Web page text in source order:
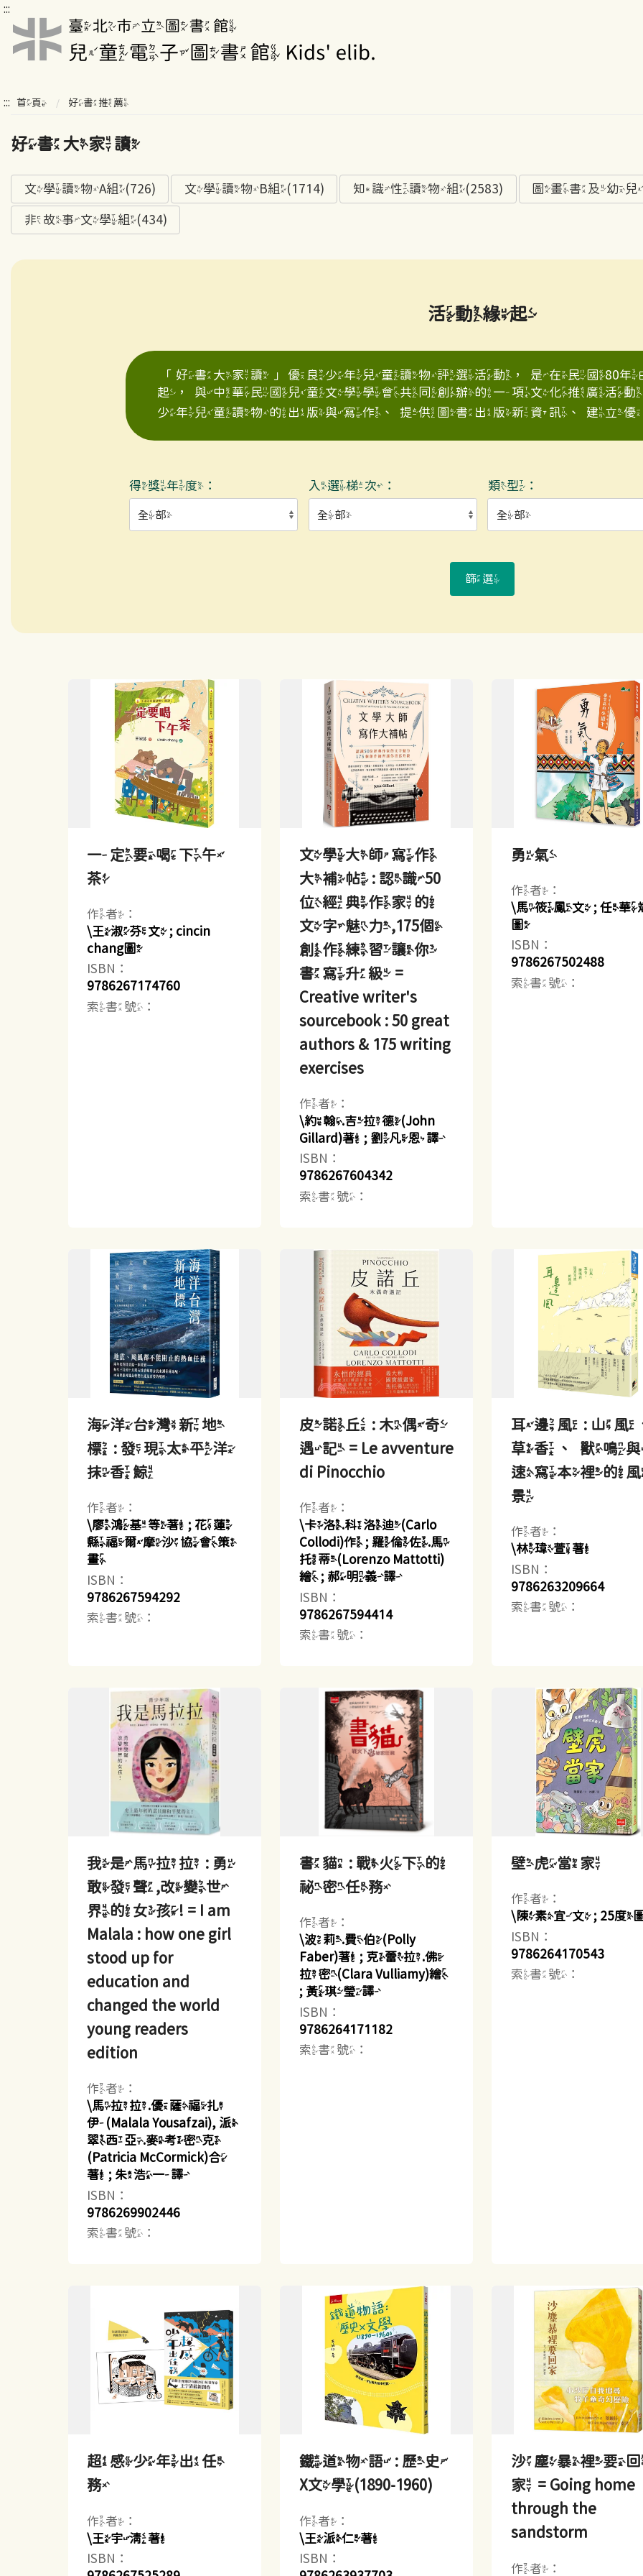
:::
::: 首頁 好書推薦
好書大家讀
文學讀物A組(726) 文學讀物B組(1714) 知識性讀物組(2583) 圖畫書及幼兒
非故事文學組(434)
活動緣起
「好書大家讀」優良少年兒童讀物評選活動，是在民國80
起，與中華民國兒童文學學會共同創辦的一項文化推廣活
少年兒童讀物的出版與寫作、提供圖書出版新資訊、建立優
得獎年度： 入選梯次： 類型：
篩選
一定要喝下午
茶
作者：
\王淑芬文 ; cincin
chang圖
ISBN：
9786267174760
索書號：
文學大師寫作
大補帖 : 認識50
位經典作家的
文字魅力,175個
創作練習讓你
書寫升級 =
Creative writer's
sourcebook : 50 great
authors & 175 writing
exercises
作者：
\約翰.吉拉德(John
Gillard)著 ; 劉凡恩譯
ISBN：
9786267604342
索書號：
勇氣
作者：
\馬筱鳳文 ; 任華
圖
ISBN：
9786267502488
索書號：
海洋台灣新地
標 : 發現太平洋
抹香鯨
作者：
\廖鴻基等著 ; 花蓮
縣福爾摩沙協會策
畫
ISBN：
9786267594292
索書號：
皮諾丘 : 木偶奇
遇記 = Le avventure
di Pinocchio
作者：
\卡洛.科洛迪(Carlo
Collodi)作 ; 羅倫佐.馬
托蒂(Lorenzo Mattotti)
繪 ; 郝明義譯
ISBN：
9786267594414
索書號：
耳邊風 : 山風
草香、獸鳴
速寫本裡的
景
作者：
\林瑋萱著
ISBN：
9786263209664
索書號：
我是馬拉拉 : 勇
敢發聲,改變世
界的女孩! = I am
Malala : how one girl
stood up for
education and
changed the world
young readers
edition
作者：
\馬拉拉.優薩福扎
伊(Malala Yousafzai), 派
翠西亞.麥考密克
(Patricia McCormick)合
著 ; 朱浩一譯
ISBN：
9786269902446
索書號：
書貓 : 戰火下的
祕密任務
作者：
\波莉.費伯(Polly
Faber)著 ; 克蕾拉.佛
拉密(Clara Vulliamy)繪
; 黃琪瑩譯
ISBN：
9786264171182
索書號：
壁虎當家
作者：
\陳素宜文 ; 25度
ISBN：
9786264170543
索書號：
超感少年出任
務
作者：
\王宇清著
ISBN：
鐵道物語 : 歷史
X文學(1890-1960)
作者：
\王派仁著
ISBN：
沙塵暴裡要
家 = Going home
through the
sandstorm
作者：